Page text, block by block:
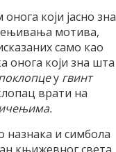
који јасно зна
мотива,
само као
онога који зна шта
у гвинт
врати на
назнака и симбола